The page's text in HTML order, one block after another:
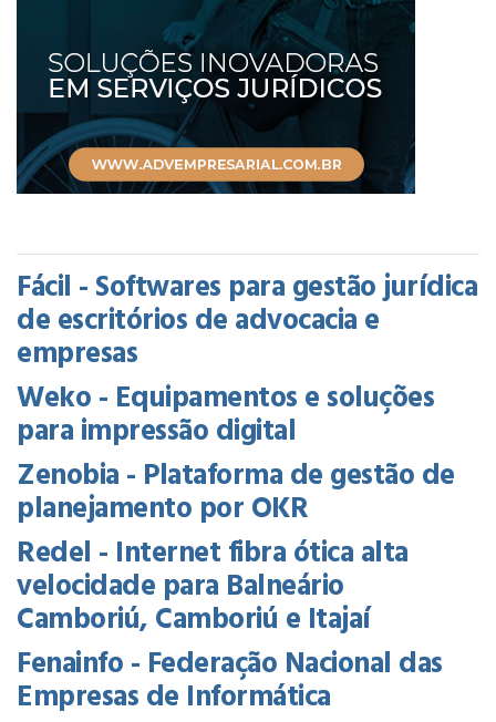
Fácil - Softwares para gestão jurídica
de escritórios de advocacia e
empresas
Weko - Equipamentos e soluções
para impressão digital
Zenobia - Plataforma de gestão de
planejamento por OKR
Redel - Internet fibra ótica alta
velocidade para Balneário
Camboriú, Camboriú e Itajaí
Fenainfo - Federação Nacional das
Empresas de Informática